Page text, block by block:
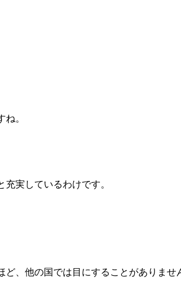
。
実しているわけです。
、他の国では目にすることがありませ